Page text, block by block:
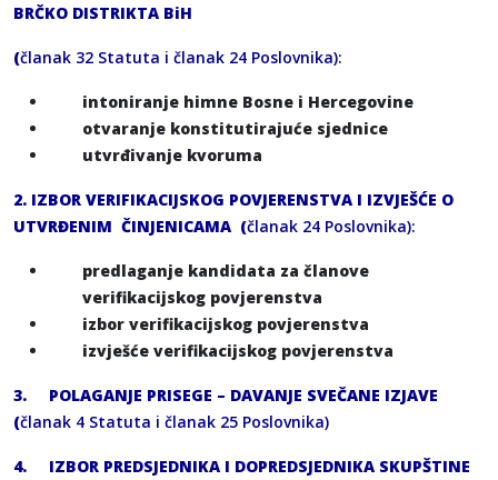
BRČKO DISTRIKTA BiH
(članak 32 Statuta i članak 24 Poslovnika):
intoniranje himne Bosne i Hercegovine
otvaranje konstitutirajuće sjednice
utvrđivanje kvoruma
2. IZBOR VERIFIKACIJSKOG POVJERENSTVA I IZVJEŠĆE O
UTVRĐENIM ČINJENICAMA (članak 24 Poslovnika):
predlaganje kandidata za članove
verifikacijskog povjerenstva
izbor verifikacijskog povjerenstva
izvješće verifikacijskog povjerenstva
3. POLAGANJE PRISEGE – DAVANJE SVEČANE IZJAVE
(članak 4 Statuta i članak 25 Poslovnika)
4. IZBOR PREDSJEDNIKA I DOPREDSJEDNIKA SKUPŠTINE